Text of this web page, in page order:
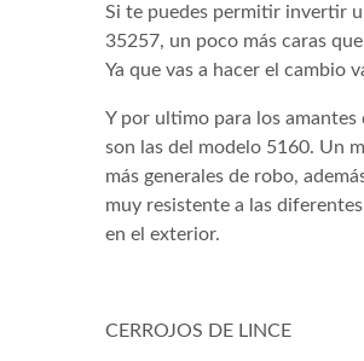
Si te puedes permitir invertir
35257, un poco más caras
Ya que vas a hacer el cambio
Y por ultimo para los
son las del modelo 5160. Un
más generales de robo,
muy resistente a las
en el exterior.
CERROJOS DE LINCE